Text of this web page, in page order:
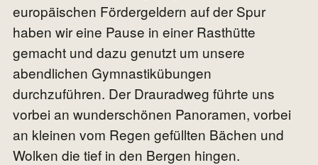
europäischen Fördergeldern auf der Spur
haben wir eine Pause in einer Rasthütte
gemacht und dazu genutzt um unsere
abendlichen Gymnastikübungen
durchzuführen. Der Drauradweg führte uns
vorbei an wunderschönen Panoramen, vorbei
an kleinen vom Regen gefüllten Bächen und
Wolken die tief in den Bergen hingen.